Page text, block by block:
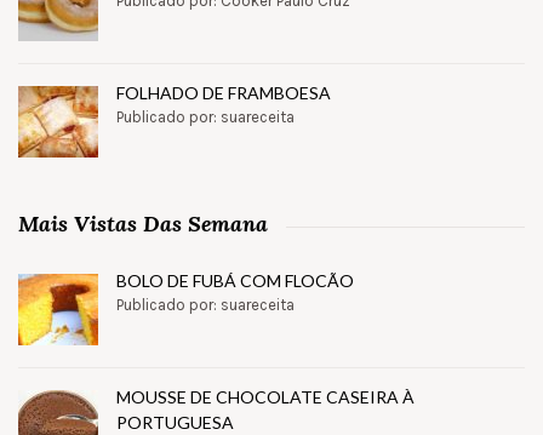
FOLHADO DE FRAMBOESA
Publicado por: suareceita
Mais Vistas Das Semana
BOLO DE FUBÁ COM FLOCÃO
Publicado por: suareceita
MOUSSE DE CHOCOLATE CASEIRA À
PORTUGUESA